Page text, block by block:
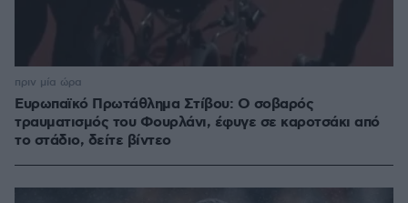
Ευρωπαϊκό Πρωτάθλημα Στίβου: Ο σοβαρός
τραυματισμός του Φουρλάνι, έφυγε σε καροτσάκι από
το στάδιο, δείτε βίντεο
πριν μία ώρα